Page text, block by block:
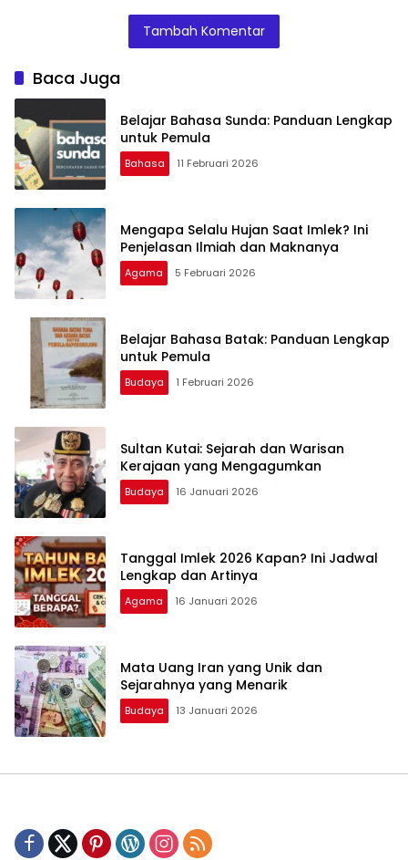
Tambah Komentar
Baca Juga
Belajar Bahasa Sunda: Panduan Lengkap
untuk Pemula
Bahasa 11 Februari 2026
Mengapa Selalu Hujan Saat Imlek? Ini
Penjelasan Ilmiah dan Maknanya
Agama 5 Februari 2026
Belajar Bahasa Batak: Panduan Lengkap
untuk Pemula
Budaya 1 Februari 2026
Sultan Kutai: Sejarah dan Warisan
Kerajaan yang Mengagumkan
Budaya 16 Januari 2026
Tanggal Imlek 2026 Kapan? Ini Jadwal
Lengkap dan Artinya
Agama 16 Januari 2026
Mata Uang Iran yang Unik dan
Sejarahnya yang Menarik
Budaya 13 Januari 2026